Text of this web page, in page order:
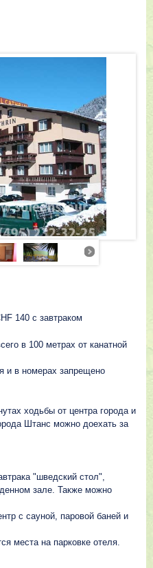
140 c завтраком
в 100 метрах от канатной
и в номерах запрещено
ходьбы от центра города и
Штанс можно доехать за
"шведский стол",
зале. Также можно
с сауной, паровой баней и
места на парковке отеля.